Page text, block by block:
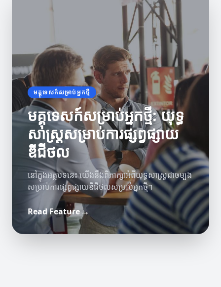
មគ្គុទេសក៍សម្រាប់អ្នកថ្មី
មគ្គុទេសក៍សម្រាប់អ្នកថ្មី: យុទ្ធ
សាស្រ្តសម្រាប់ការផ្សព្វផ្សាយ
ឌីជីថល
នៅក្នុងអត្ថបទនេះ យើងនឹងពិភាក្សាអំពីយុទ្ធសាស្ត្រជាចម្បង
សម្រាប់ការផ្សព្វផ្សាយឌីជីថលសម្រាប់អ្នកថ្មី។
Read Feature→
ភាពជោគជ័យនៃអ្នកថ្មី
ភាពជោគជ័យនៃអ្នកថ្មីក្នុងការបង្កើតមាតិកា
យុទ្ធសាស្ត្រនិងគន្លឹះ
យុទ្ធសាស្ត្រនិងគន្លឹះសម្រាប់ការម៉ាកខ្លឹមសារ